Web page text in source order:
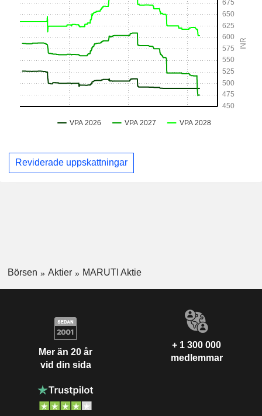
Reviderade uppskattningar
Börsen Aktier MARUTI Aktie
Mer än 20 år
vid din sida
+ 1 300 000
medlemmar